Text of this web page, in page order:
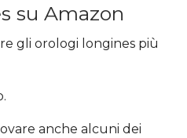
su Amazon
gli orologi longines più
anche alcuni dei